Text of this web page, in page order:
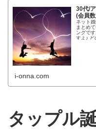
30代/
(会員
ネット
まとめ
ングで
すよ♪ どの恋活・婚活サイトがいいのか違いもわかるよう
i-onna.com
タップル